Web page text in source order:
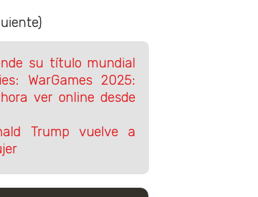
su título mundial
WarGames 2025:
ver online desde
Trump vuelve a